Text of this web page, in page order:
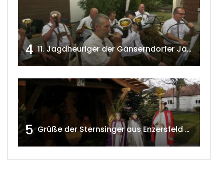
4 11. Jagdheuriger der Gänserndorfer Jäger 2020 w4tv166
5 Grüße der Sternsinger aus Enzersfeld – Klein-Engersdorf 2021 w4tv169